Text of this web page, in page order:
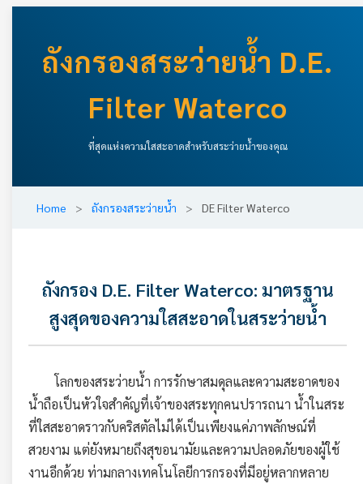
ถังกรองสระว่ายน้ำ D.E.
Filter Waterco
ที่สุดแห่งความใสสะอาดสำหรับสระว่ายน้ำของคุณ
Home > ถังกรองสระว่ายน้ำ > DE Filter Waterco
ถังกรอง D.E. Filter Waterco: มาตรฐาน
สูงสุดของความใสสะอาดในสระว่ายน้ำ
โลกของสระว่ายน้ำ การรักษาสมดุลและความสะอาดของ
น้ำถือเป็นหัวใจสำคัญที่เจ้าของสระทุกคนปรารถนา น้ำในสระ
ที่ใสสะอาดราวกับคริสตัลไม่ได้เป็นเพียงแค่ภาพลักษณ์ที่
สวยงาม แต่ยังหมายถึงสุขอนามัยและความปลอดภัยของผู้ใช้
งานอีกด้วย ท่ามกลางเทคโนโลยีการกรองที่มีอยู่หลากหลาย